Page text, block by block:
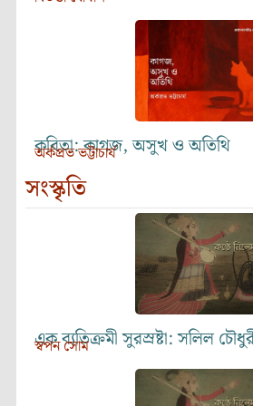
কবিতা: কাগজ, অসুখ ও অতিথি
অর্কপ্রভ ভট্টাচার্য
সংস্কৃতি
এক ব্যতিক্রমী সুরস্রষ্টা: সলিল
স্বপন সোম